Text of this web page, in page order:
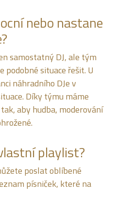
nebo nastane
samostatný DJ, ale tým
podobné situace řešit. U
náhradního DJe v
Díky týmu máme
aby hudba, moderování
playlist?
poslat oblíbené
písniček, které na